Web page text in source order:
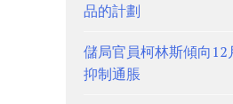
品的計劃
儲局官員柯林斯傾向
抑制通脹